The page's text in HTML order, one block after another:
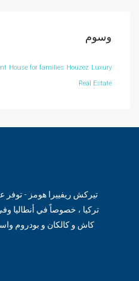
وسوم
House for families Houzez Luxury
Real Estate
تيركش ريفييرا هومز - توفر
تركيا ، خصوصاً في أنطاليا
كاش و كالكان و بودروم